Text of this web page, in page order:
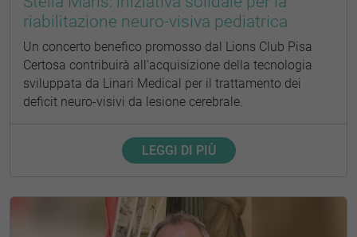
riabilitazione neuro-visiva pediatrica
Un concerto benefico promosso dal Lions Club Pisa
Certosa contribuirà all’acquisizione della tecnologia
sviluppata da Linari Medical per il trattamento dei
deficit neuro-visivi da lesione cerebrale.
LEGGI DI PIÙ